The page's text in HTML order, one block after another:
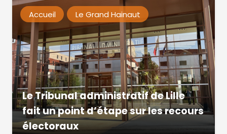
Accueil Le Grand Hainaut
Le Tribunal administratif de Lille
fait un point d’étape sur les recours
électoraux